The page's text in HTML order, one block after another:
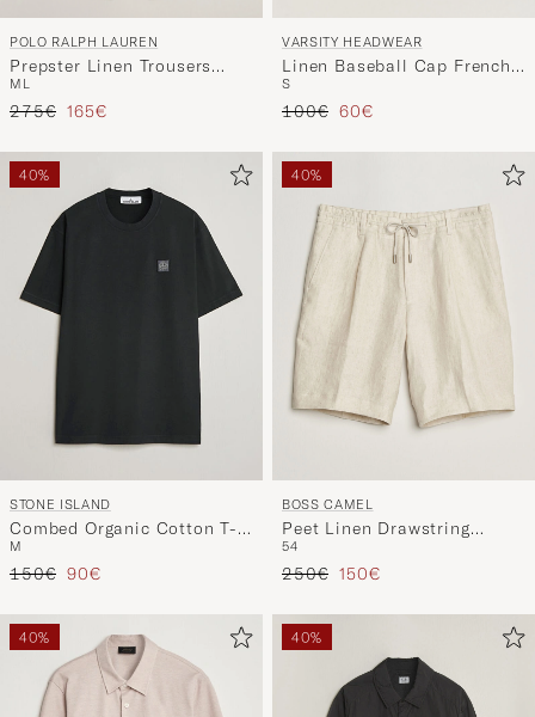
POLO RALPH LAUREN
Prepster Linen Trousers
Newport Navy
M L
Regulärer Preis
275€ Reduzierter Preis
165€
VARSITY HEADWEAR
Linen Baseball Cap French
Olive
S
Regulärer Preis
100€ Reduzierter Preis
60€
40%
STONE ISLAND
Combed Organic Cotton T-
Shirt Black
M
Regulärer Preis
150€ Reduzierter Preis
90€
40%
BOSS CAMEL
Peet Linen Drawstring
Shorts Open White
54
Regulärer Preis
250€ Reduzierter Preis
150€
40% 40%